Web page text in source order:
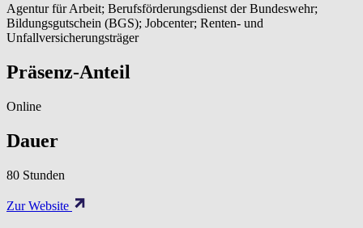
Agentur für Arbeit; Berufsförderungsdienst der Bundeswehr;
Bildungsgutschein (BGS); Jobcenter; Renten- und
Unfallversicherungsträger
Präsenz-Anteil
Online
Dauer
80 Stunden
Zur Website